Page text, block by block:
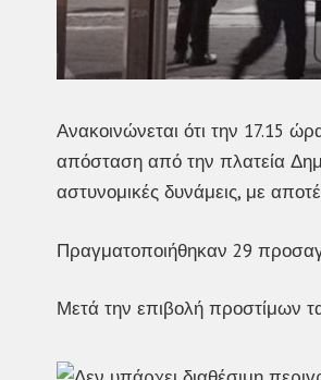
Ανακοινώνεται ότι την 17.15
απόσταση από την πλατεία
αστυνομικές δυνάμεις, με
Πραγματοποιήθηκαν 29
Μετά την επιβολή προστίμων